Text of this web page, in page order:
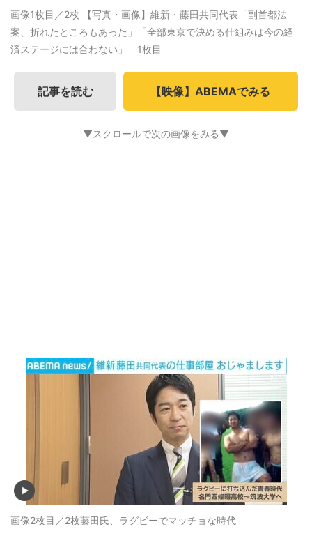
画像1枚目／2枚 【写真・画像】維新・藤田共同代表「副首都法
案、折れたところもあった」「全部東京で決める仕組みは今の経
済ステージには合わない」 1枚目
記事を読む 【映像】ABEMAでみる
▼スクロールで次の画像をみる▼
画像2枚目／2枚藤田氏、ラグビーでマッチョな時代